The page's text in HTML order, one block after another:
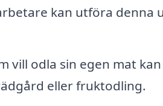
kan utföra denna
vill odla sin egen mat
eller fruktodling.